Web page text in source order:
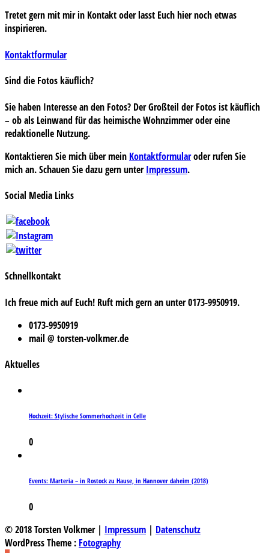
Tretet gern mit mir in Kontakt oder lasst Euch hier noch etwas
inspirieren.
Kontaktformular
Sind die Fotos käuflich?
Sie haben Interesse an den Fotos? Der Großteil der Fotos ist käuflich
– ob als Leinwand für das heimische Wohnzimmer oder eine
redaktionelle Nutzung.
Kontaktieren Sie mich über mein Kontaktformularoder rufen Sie
mich an. Schauen Sie dazu gern unterImpressum.
Social Media Links
Schnellkontakt
Ich freue mich auf Euch! Ruft mich gern an unter 0173-9950919.
0173-9950919
mail @ torsten-volkmer.de
Aktuelles
Hochzeit: Stylische Sommerhochzeit in Celle
0
Events: Marteria – in Rostock zu Hause, in Hannover daheim (2018)
0
© 2018 Torsten Volkmer | Impressum | Datenschutz
WordPress Theme : Fotography